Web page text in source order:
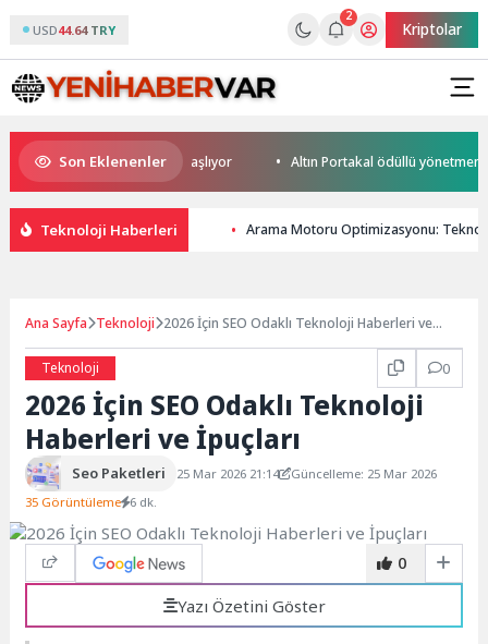
USD44.64 TRY
2
Kriptolar
Son Eklenenler
Heyecanı Paris’te Başlıyor Altın Portakal ödüllü yönetmen jüri
Teknoloji Haberleri Arama Motoru Optimizasyonu:
Ana Sayfa Teknoloji 2026 İçin SEO Odaklı Teknoloji Haberleri ve
Teknoloji
0
2026 İçin SEO Odaklı Teknoloji
Haberleri ve İpuçları
Seo Paketleri 25 Mar 2026 21:14
Güncelleme: 25 Mar 2026
35 Görüntüleme 6 dk.
0
Yazı Özetini Göster